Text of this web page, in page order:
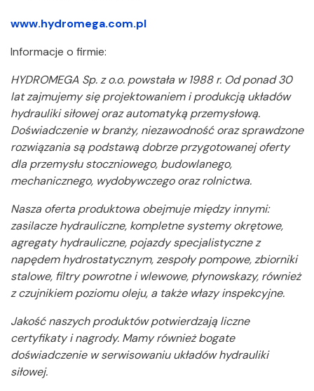
www.hydromega.com.pl
Informacje o firmie:
HYDROMEGA Sp. z o.o. powstała w 1988 r. Od ponad 30
lat zajmujemy się projektowaniem i produkcją układów
hydrauliki siłowej oraz automatyką przemysłową.
Doświadczenie w branży, niezawodność oraz sprawdzone
rozwiązania są podstawą dobrze przygotowanej oferty
dla przemysłu stoczniowego, budowlanego,
mechanicznego, wydobywczego oraz rolnictwa.
Nasza oferta produktowa obejmuje między innymi:
zasilacze hydrauliczne, kompletne systemy okrętowe,
agregaty hydrauliczne, pojazdy specjalistyczne z
napędem hydrostatycznym, zespoły pompowe, zbiorniki
stalowe, filtry powrotne i wlewowe, płynowskazy, również
z czujnikiem poziomu oleju, a także włazy inspekcyjne.
Jakość naszych produktów potwierdzają liczne
certyfikaty i nagrody. Mamy również bogate
doświadczenie w serwisowaniu układów hydrauliki
siłowej.